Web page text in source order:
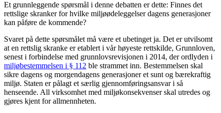
Et grunnleggende spørsmål i denne debatten er dette: Finnes det
rettslige skranker for hvilke miljøødeleggelser dagens generasjoner
kan påføre de kommende?
Svaret på dette spørsmålet må være et ubetinget ja. Det er utvilsomt
at en rettslig skranke er etablert i vår høyeste rettskilde, Grunnloven,
senest i forbindelse med grunnlovsrevisjonen i 2014, der ordlyden i
miljøbestemmelsen i § 112 ble strammet inn. Bestemmelsen skal
sikre dagens og morgendagens generasjoner et sunt og bærekraftig
miljø. Staten er pålagt et særlig gjennomføringsansvar i så
henseende. All virksomhet med miljøkonsekvenser skal utredes og
gjøres kjent for allmennheten.